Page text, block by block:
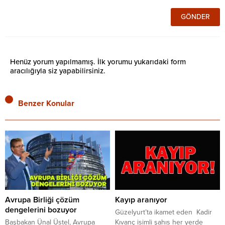
Henüz yorum yapılmamış. İlk yorumu yukarıdaki form
aracılığıyla siz yapabilirsiniz.
Benzer Konular
Avrupa Birliği çözüm
dengelerini bozuyor
Başbakan Ünal Üstel, Avrupa
Kayıp aranıyor
Güzelyurt’ta ikamet eden Kadir
Kıvanç isimli şahıs her yerde